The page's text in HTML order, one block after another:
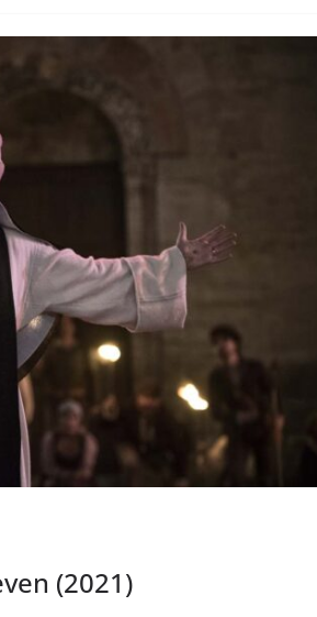
(2021)